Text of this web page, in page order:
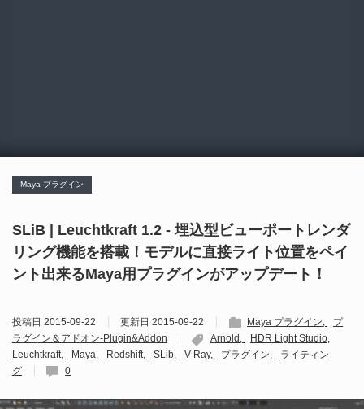
Maya プラグイン
SLiB | Leuchtkraft 1.2 - 埋込型ビューポートレンダ
リング機能を搭載！モデルに直接ライト位置をペイ
ント出来るMaya用プラグインがアップデート！
投稿日 2015-09-22 更新日 2015-09-22 Maya プラグイン
プ
ラグイン＆アドオン-Plugin&Addon
Arnold
HDR Light Studio
Leuchtkraft
Maya Redshift SLib V-Ray プラグイン
ライティン
グ
0